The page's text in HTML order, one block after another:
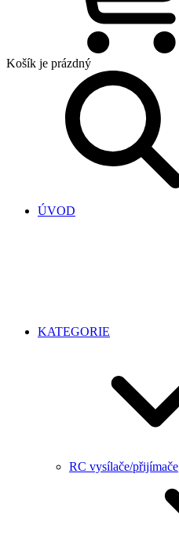
Košík je prázdný
ÚVOD
KATEGORIE
RC vysílače/přijímače